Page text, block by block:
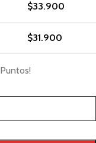
$33.900
$31.900
Puntos!